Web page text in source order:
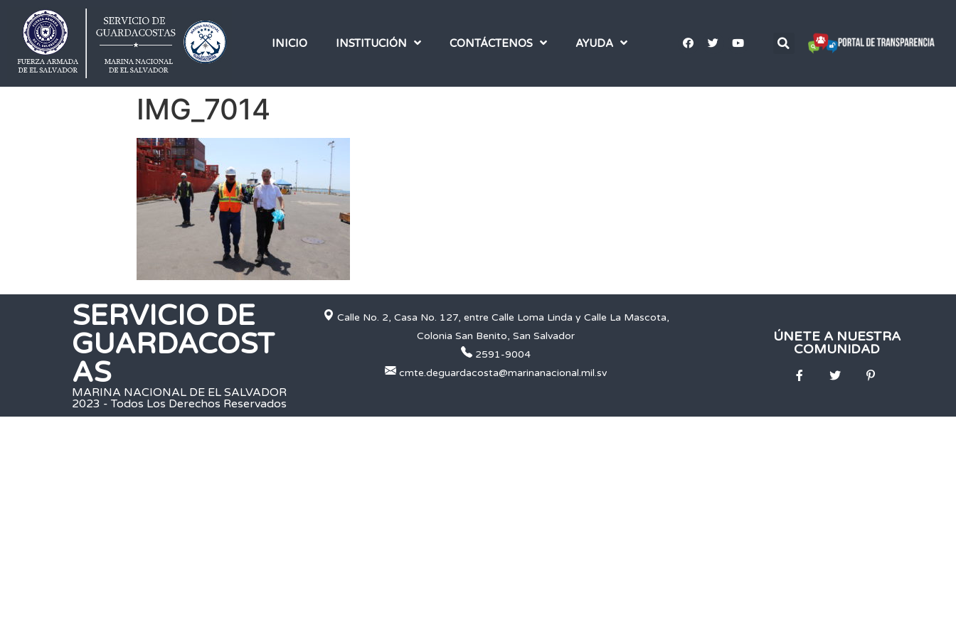
INICIO INSTITUCIÓN CONTÁCTENOS AYUDA
IMG_7014
SERVICIO DE
GUARDACOST
AS
MARINA NACIONAL DE EL SALVADOR
2023 - Todos Los Derechos Reservados
Calle No. 2, Casa No. 127, entre Calle Loma Linda y Calle La Mascota,
Colonia San Benito, San Salvador
2591-9004
cmte.deguardacosta@marinanacional.mil.sv
ÚNETE A NUESTRA
COMUNIDAD